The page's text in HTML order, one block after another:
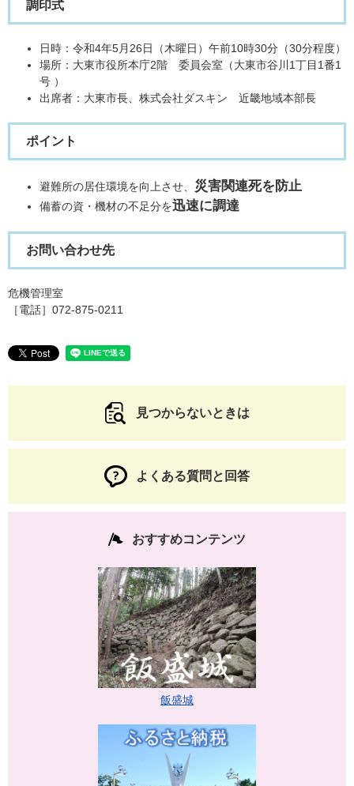
調印式
日時：令和4年5月26日（木曜日）午前10時30分（30分程度）
場所：大東市役所本庁2階 委員会室（大東市谷川1丁目1番1
号 ）
出席者：大東市長、株式会社ダスキン 近畿地域本部長
ポイント
避難所の居住環境を向上させ、 災害関連死を防止
備蓄の資・機材の不足分を迅速に調達
お問い合わせ先
危機管理室
［電話］072-875-0211
見つからないときは
よくある質問と回答
おすすめコンテンツ
飯盛城